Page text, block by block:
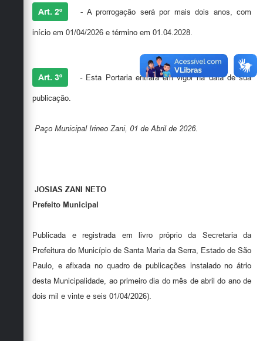
Art. 2º - A prorrogação será por mais dois anos, com
início em 01/04/2026 e término em 01.04.2028.
Art. 3º - Esta Portaria entrará em vigor na data de sua
publicação.
Paço Municipal Irineo Zani, 01 de Abril de 2026.
JOSIAS ZANI NETO
Prefeito Municipal
Publicada e registrada em livro próprio da Secretaria da
Prefeitura do Município de Santa Maria da Serra, Estado de São
Paulo, e afixada no quadro de publicações instalado no átrio
desta Municipalidade, ao primeiro dia do mês de abril do ano de
dois mil e vinte e seis 01/04/2026).